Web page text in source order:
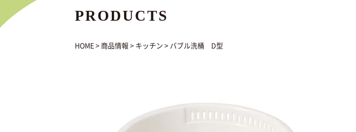
PRODUCTS
HOME > 商品情報 > キッチン > バブル洗桶 D型